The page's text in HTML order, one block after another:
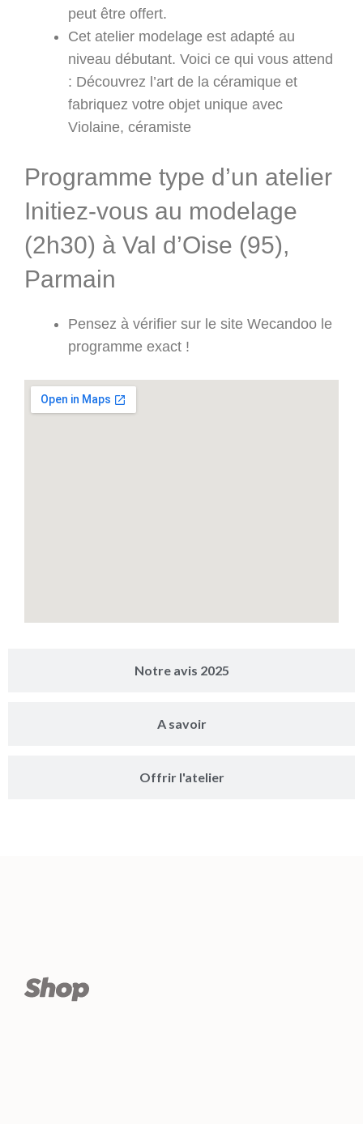
Notre avis 2025
A savoir
Offrir l'atelier
peut être offert.
Cet atelier modelage est adapté au
niveau débutant. Voici ce qui vous attend
: Découvrez l’art de la céramique et
fabriquez votre objet unique avec
Violaine, céramiste
Programme type d’un atelier
Initiez-vous au modelage
(2h30) à Val d’Oise (95),
Parmain
Pensez à vérifier sur le site Wecandoo le
programme exact !